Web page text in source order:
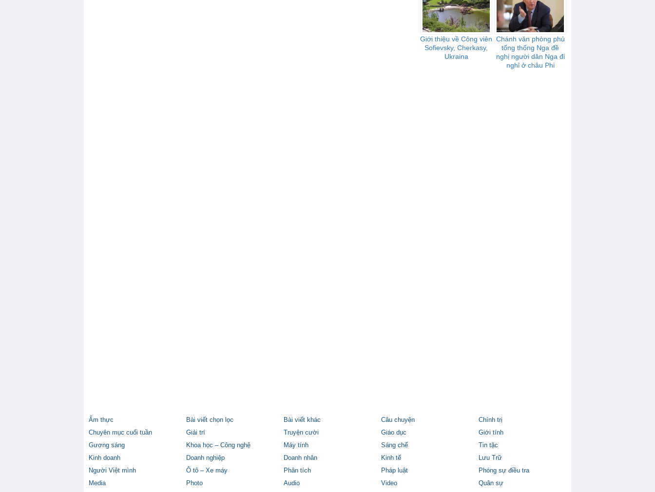
Giới thiệu về Công viên
Sofievsky, Cherkasy,
Ukraina
Chánh văn phòng phủ
tổng thống Nga đề
nghị người dân Nga đi
nghỉ ở châu Phi
Ẩm thực Bài viết chọn lọc Bài viết khác Câu chuyện
Chính trị
Chuyên mục cuối tuần
Giải trí Truyện cười Giáo dục
Giới tính
Gương sáng
Khoa học – Công nghệ Máy tính Sáng chế
Tin tặc
Kinh doanh
Doanh nghiệp Doanh nhân Kinh tế
Lưu Trữ
Người Việt mình
Ô tô – Xe máy Phân tích Pháp luật
Phóng sự điều tra
Media
Photo Audio Video Quân sự